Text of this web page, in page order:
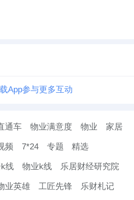
App参与更多互动
通车 物业满意度 物业 家居
频 7*24 专题 精选
线 物业k线 乐居财经研究院
业英雄 工匠先锋 乐财札记